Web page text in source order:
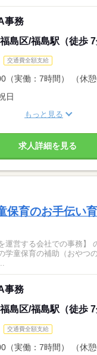
事務
島区/福島駅（徒歩 7
交通費全額支給
（実働：7時間） （休
日
もっと見る
求人詳細を見る
保育のお手伝い
運営する会社での事務】
学童保育の補助（おやつ
事務
島区/福島駅（徒歩 7
交通費全額支給
（実働：7時間） （休憩